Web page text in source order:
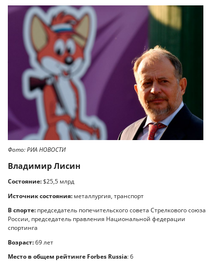
Фото: РИА НОВОСТИ
Владимир Лисин
Состояние:$25,5 млрд
Источник состояния: металлургия, транспорт
В спорте: председатель попечительского совета Стрелкового союза
России, председатель правления Национальной федерации
спортинга
Возраст:69 лет
Место в общем рейтинге Forbes Russia: 6